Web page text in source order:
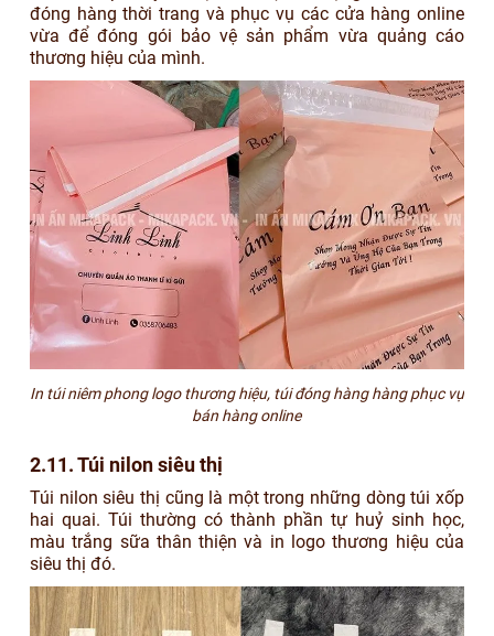
đóng hàng thời trang và phục vụ các cửa hàng online
vừa để đóng gói bảo vệ sản phẩm vừa quảng cáo
thương hiệu của mình.
In túi niêm phong logo thương hiệu, túi đóng hàng hàng phục vụ
bán hàng online
2.11. Túi nilon siêu thị
Túi nilon siêu thị cũng là một trong những dòng túi xốp
hai quai. Túi thường có thành phần tự huỷ sinh học,
màu trắng sữa thân thiện và in logo thương hiệu của
siêu thị đó.